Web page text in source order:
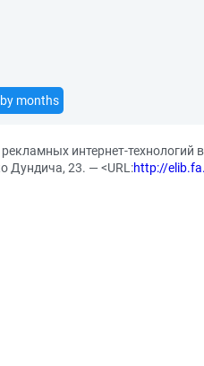
months
интернет-технологий
Дундича, 23. — <URL:http://